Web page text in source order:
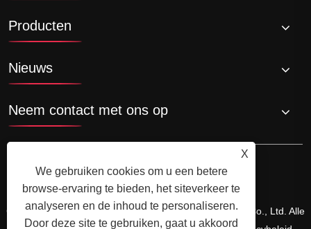
Producten
Nieuws
Neem contact met ons op
Copyright © 2024 Zhejiang Shuangneng Steel Industry Co., Ltd. Alle
X
We gebruiken cookies om u een betere
browse-ervaring te bieden, het siteverkeer te
analyseren en de inhoud te personaliseren.
Door deze site te gebruiken, gaat u akkoord